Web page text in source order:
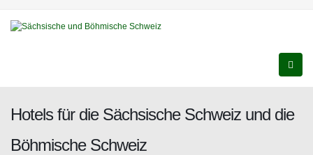
Hotels für die Sächsische Schweiz und die
Böhmische Schweiz